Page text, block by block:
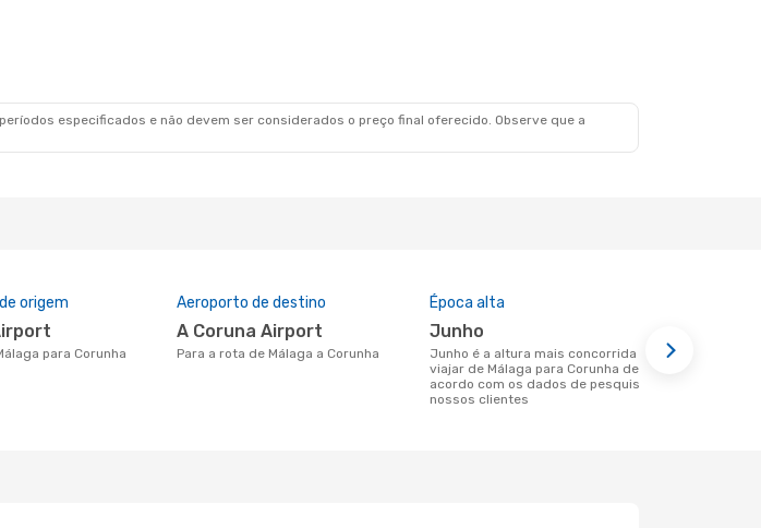
especificados e não devem ser considerados o preço final oferecido. Observe que a
origem
para Corunha
Aeroporto de destino
A Coruna Airport
Para a rota de Málaga a Corunha
Época alta
junho
junho é a altura mais concorrida para
viajar de Málaga para Corunha de
acordo com os dados de pesquisa dos
nossos clientes